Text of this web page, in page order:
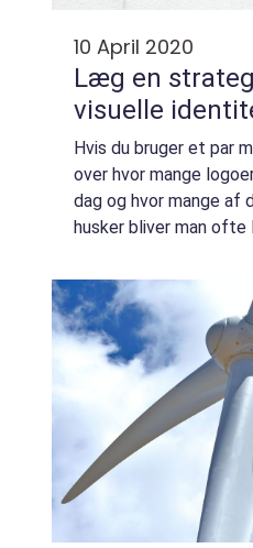
10 April 2020
Læg en
visuelle
Hvis du bruger et par
over hvor mange
dag og hvor mange af
husker bliver man
hvad man forbinder
der har ...